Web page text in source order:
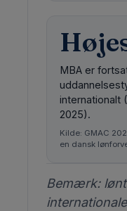
MBA er
internationalt
2025).
Kilde: GMAC
en dansk
Bemærk: